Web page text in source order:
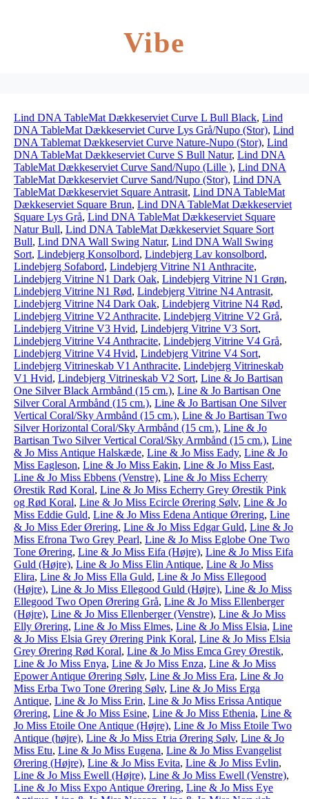
Vibe
Lind DNA TableMat Dækkeserviet Curve L Bull Black, Lind
DNA TableMat Dækkeserviet Curve Lys Grå/Nupo (Stor), Lind
DNA Tablemat Dækkeserviet Curve Nature-Nupo (Stor), Lind
DNA TableMat Dækkeserviet Curve S Bull Natur, Lind DNA
TableMat Dækkeserviet Curve Sand/Nupo (Lille ), Lind DNA
TableMat Dækkeserviet Curve Sand/Nupo (Stor), Lind DNA
TableMat Dækkeserviet Square Antrasit, Lind DNA TableMat
Dækkeserviet Square Brun, Lind DNA TableMat Dækkeserviet
Square Lys Grå, Lind DNA TableMat Dækkeserviet Square
Natur Bull, Lind DNA TableMat Dækkeserviet Square Sort
Bull, Lind DNA Wall Swing Natur, Lind DNA Wall Swing
Sort, Lindebjerg Konsolbord, Lindebjerg Lav konsolbord,
Lindebjerg Sofabord, Lindebjerg Vitrine N1 Anthracite,
Lindebjerg Vitrine N1 Dark Oak, Lindebjerg Vitrine N1 Grøn,
Lindebjerg Vitrine N1 Rød, Lindebjerg Vitrine N4 Antrasit,
Lindebjerg Vitrine N4 Dark Oak, Lindebjerg Vitrine N4 Rød,
Lindebjerg Vitrine V2 Anthracite, Lindebjerg Vitrine V2 Grå,
Lindebjerg Vitrine V3 Hvid, Lindebjerg Vitrine V3 Sort,
Lindebjerg Vitrine V4 Anthracite, Lindebjerg Vitrine V4 Grå,
Lindebjerg Vitrine V4 Hvid, Lindebjerg Vitrine V4 Sort,
Lindebjerg Vitrineskab V1 Anthracite, Lindebjerg Vitrineskab
V1 Hvid, Lindebjerg Vitrineskab V2 Sort, Line & Jo Bartisan
One Silver Black Armbånd (15 cm.), Line & Jo Bartisan One
Silver Coral Armbånd (15 cm.), Line & Jo Bartisan One Silver
Vertical Coral/Sky Armbånd (15 cm.), Line & Jo Bartisan Two
Silver Horizontal Coral/Sky Armbånd (15 cm.), Line & Jo
Bartisan Two Silver Vertical Coral/Sky Armbånd (15 cm.), Line
& Jo Miss Antique Halskæde, Line & Jo Miss Eady, Line & Jo
Miss Eagleson, Line & Jo Miss Eakin, Line & Jo Miss East,
Line & Jo Miss Ebbens (Venstre), Line & Jo Miss Echerry
Ørestik Rød Koral, Line & Jo Miss Echerry Grey Ørestik Pink
og Rød Koral, Line & Jo Miss Ecircle Ørering Sølv, Line & Jo
Miss Eddie Guld, Line & Jo Miss Edena Antique Ørering, Line
& Jo Miss Eder Ørering, Line & Jo Miss Edgar Guld, Line & Jo
Miss Efrona Two Grey Pearl, Line & Jo Miss Eglobe One Two
Tone Ørering, Line & Jo Miss Eifa (Højre), Line & Jo Miss Eifa
Guld (Højre), Line & Jo Miss Elin Antique, Line & Jo Miss
Elira, Line & Jo Miss Ella Guld, Line & Jo Miss Ellegood
(Højre), Line & Jo Miss Ellegood Guld (Højre), Line & Jo Miss
Ellegood Two Open Ørering Grå, Line & Jo Miss Ellenberger
(Højre), Line & Jo Miss Ellenberger (Venstre), Line & Jo Miss
Elly Ørering, Line & Jo Miss Elmes, Line & Jo Miss Elsia, Line
& Jo Miss Elsia Grey Ørering Pink Koral, Line & Jo Miss Elsia
Grey Ørering Rød Koral, Line & Jo Miss Emca Grey Ørestik,
Line & Jo Miss Enya, Line & Jo Miss Enza, Line & Jo Miss
Epower Antique Ørering Sølv, Line & Jo Miss Era, Line & Jo
Miss Erba Two Tone Ørering Sølv, Line & Jo Miss Erga
Antique, Line & Jo Miss Erin, Line & Jo Miss Erissa Antique
Ørering, Line & Jo Miss Esine, Line & Jo Miss Ethenia, Line &
Jo Miss Etoile One Antique (Højre), Line & Jo Miss Etoile Two
Antique (højre), Line & Jo Miss Etria Ørering Sølv, Line & Jo
Miss Etu, Line & Jo Miss Eugena, Line & Jo Miss Evangelist
Ørering (Højre), Line & Jo Miss Evita, Line & Jo Miss Evlin,
Line & Jo Miss Ewell (Højre), Line & Jo Miss Ewell (Venstre),
Line & Jo Miss Expo Antique Ørering, Line & Jo Miss Eye